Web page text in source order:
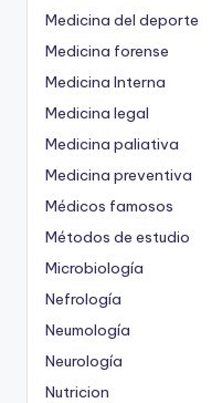
Medicina del deporte
Medicina forense
Medicina Interna
Medicina legal
Medicina paliativa
Medicina preventiva
Médicos famosos
Métodos de estudio
Microbiología
Nefrología
Neumología
Neurología
Nutricion